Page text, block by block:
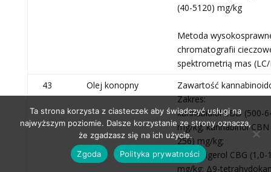
(40-5120) mg/kg
Metoda
chromatografii
spektrometrią mas
43
Olej konopny
Zawartość
Zakres:
kannabidiol CBD (500-
mg/kg; kannabinol
256) mg/kg;
kannabigerol CBG (1,0-
mg/kg; Δ9-
Ta strona korzysta z ciasteczek aby świadczyć usługi na
najwyższym poziomie. Dalsze korzystanie ze strony oznacza,
że zgadzasz się na ich użycie.
Zgoda
Polityka prywatności